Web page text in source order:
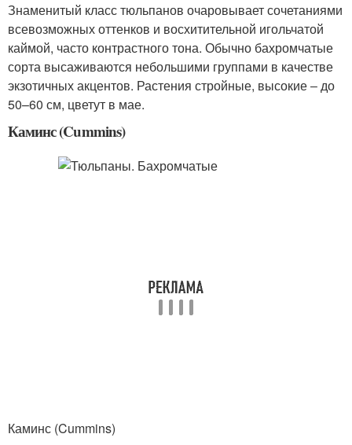
Знаменитый класс тюльпанов очаровывает сочетаниями
всевозможных оттенков и восхитительной игольчатой
каймой, часто контрастного тона. Обычно бахромчатые
сорта высаживаются небольшими группами в качестве
экзотичных акцентов. Растения стройные, высокие ‒ до
50–60 см, цветут в мае.
Каминс (Cummins)
Каминс (Cummins)